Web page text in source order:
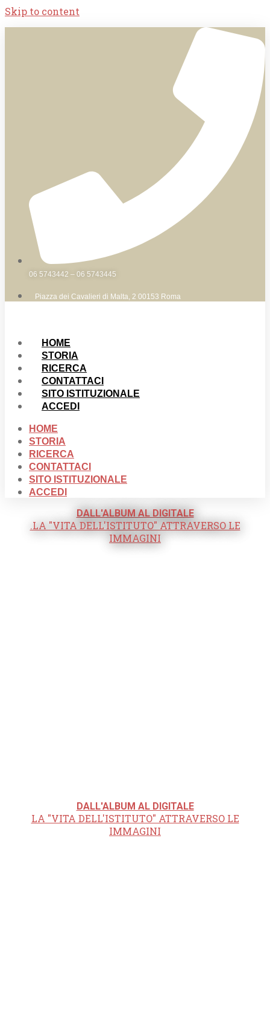
Skip to content
06 5743442 – 06 5743445
Piazza dei Cavalieri di Malta, 2 00153 Roma
HOME
STORIA
RICERCA
CONTATTACI
SITO ISTITUZIONALE
ACCEDI
HOME
STORIA
RICERCA
CONTATTACI
SITO ISTITUZIONALE
ACCEDI
DALL'ALBUM AL DIGITALE
.LA "VITA DELL'ISTITUTO" ATTRAVERSO LE
IMMAGINI
DALL'ALBUM AL DIGITALE
LA "VITA DELL'ISTITUTO" ATTRAVERSO LE
IMMAGINI